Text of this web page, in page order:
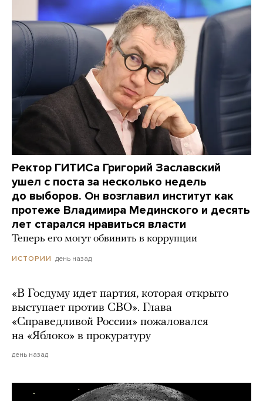
Ректор ГИТИСа Григорий Заславский
ушел с поста за несколько недель
до выборов. Он возглавил институт как
протеже Владимира Мединского и десять
лет старался нравиться власти
Теперь его могут обвинить в коррупции
ИСТОРИИ день назад
«В Госдуму идет партия, которая открыто
выступает против СВО». Глава
«Справедливой России» пожаловался
на «Яблоко» в прокуратуру
день назад